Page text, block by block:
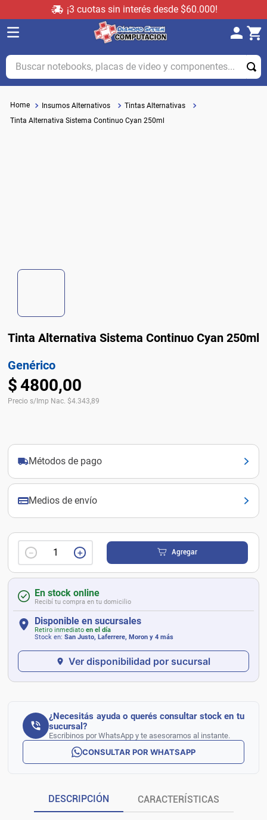
¡3 cuotas sin interés desde $60.000!
Buscar notebooks, placas de video y componentes...
Insumos Alternativos
Tintas Alternativas
Tinta Alternativa Sistema Continuo Cyan 250ml
Tinta Alternativa Sistema Continuo Cyan 250ml
Genérico
$4800,00
Precio s/Imp Nac. $4.343,89
Métodos de pago
Medios de envío
＋
－ Agregar
En stock online
Recibí tu compra en tu domicilio
Disponible en sucursales
Retiro inmediato en el día
Stock en: San Justo, Laferrere, Moron y 4 más
Ver disponibilidad por sucursal
¿Necesitás ayuda o querés consultar stock en tu
sucursal?
Escribinos por WhatsApp y te asesoramos al instante.
CONSULTAR POR WHATSAPP
DESCRIPCIÓN CARACTERÍSTICAS